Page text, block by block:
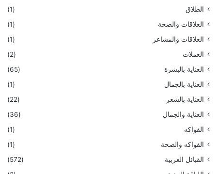
الطلاق
(1)
العلاقات والصحة
(1)
العلاقات والمشاعر
(1)
العملات
(2)
العناية بالبشرة
(65)
العناية بالجمال
(1)
العناية بالشعر
(22)
العناية والجمال
(36)
الفواكه
(1)
الفواكه والصحة
(1)
القبائل العربية
(572)